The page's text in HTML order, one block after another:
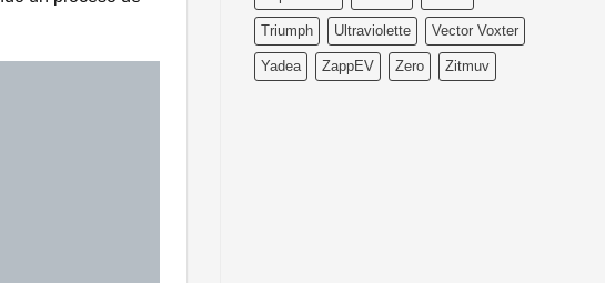
Triumph Ultraviolette Vector Voxter
Yadea ZappEV Zero Zitmuv